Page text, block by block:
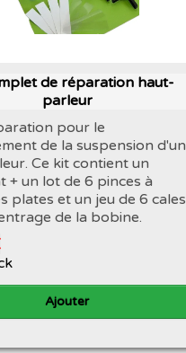
de réparation haut-
parleur
pour le
de la suspension d'un
Ce kit contient un
+ un lot de 6 pinces à
plates et un jeu de 6 cales
de la bobine.
Ajouter